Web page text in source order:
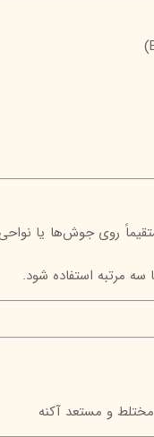
روی جوش‌ها یا
سه مرتبه استفاده شود.
و مستعد آکنه